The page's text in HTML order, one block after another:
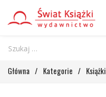
Główna / Kategorie / Książki